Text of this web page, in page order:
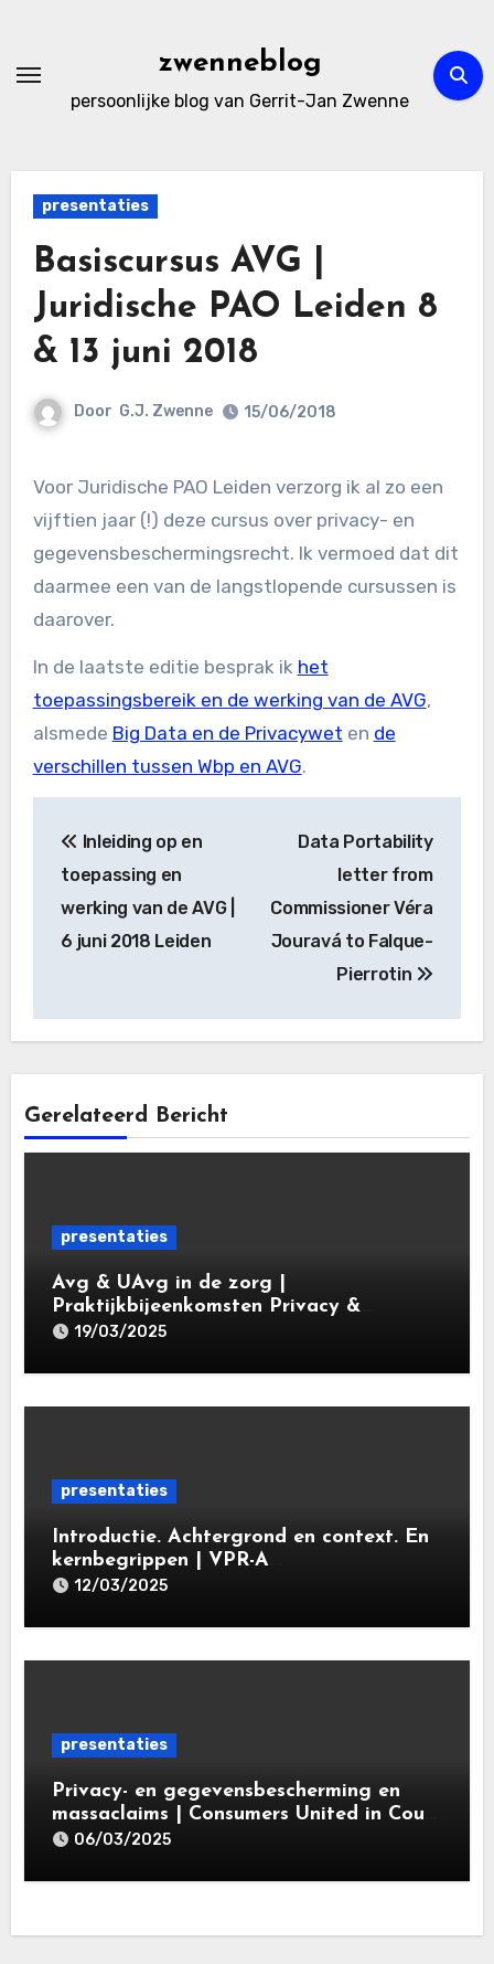
de
zwenneblog
persoonlijke blog van Gerrit-Jan Zwenne
presentaties
Basiscursus AVG |
Juridische PAO Leiden 8
& 13 juni 2018
Door G.J. Zwenne 15/06/2018
Voor Juridische PAO Leiden verzorg ik al zo een
vijftien jaar (!) deze cursus over privacy- en
gegevensbeschermingsrecht. Ik vermoed dat dit
daarmee een van de langstlopende cursussen is
daarover.
In de laatste editie besprak ik het
toepassingsbereik en de werking van de AVG,
alsmede Big Data en de Privacywet en de
verschillen tussen Wbp en AVG.
navigatie
Inleiding op en
toepassing en
werking van de AVG |
6 juni 2018 Leiden
Data Portability
letter from
Commissioner Véra
Jouravá to Falque-
Pierrotin
Gerelateerd Bericht
presentaties
Avg & UAvg in de zorg |
Praktijkbijeenkomsten Privacy &
Gegevensbescherming in de Zorg 2025 |
19/03/2025
presentaties
Introductie. Achtergrond en context. En
kernbegrippen | VPR-A
specialisatieopleiding Privacy- en
Leiden Law Academy 18 maart 2025
12/03/2025
presentaties
Privacy- en gegevensbescherming en
massaclaims | Consumers United in Court
(‘CUIC’) | Volkshotel A’dam 6 maart
06/03/2025